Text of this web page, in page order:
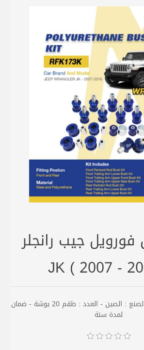
جيب رانجلر
JK ( 2007 -
الماركة : فورويل بلد الصنع : الصين - العدد : طقم 20 بوشة - ضمان
لمدة سنة